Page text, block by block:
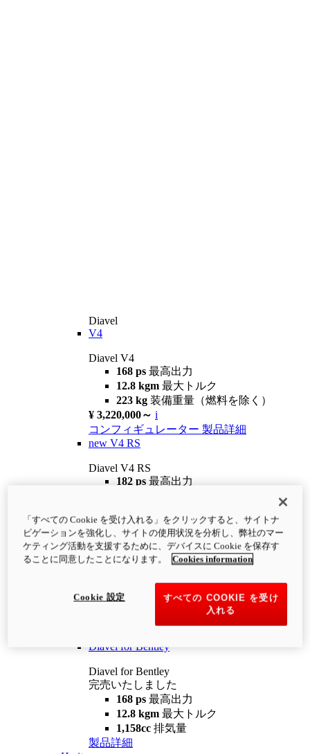
Diavel
V4
Diavel V4
168 ps 最高出力
12.8 kgm 最大トルク
223 kg 装備重量（燃料を除く）
¥ 3,220,000～ i
コンフィギュレーター 製品詳細
new V4 RS
Diavel V4 RS
182 ps 最高出力
¥4,400,000 i
コンフィギュレーター 製品詳細
newV4 RS 100
12.2 kgm
最大トルク
装備重量（燃料を除く）
Diavel for Bentley
Diavel for Bentley
完売いたしました
168 ps 最高出力
12.8 kgm 最大トルク
1,158cc 排気量
製品詳細
「すべての Cookie を受け入れる」をクリックすると、サイトナ
ビゲーションを強化し、サイトの使用状況を分析し、弊社のマー
ケティング活動を支援するために、デバイスに Cookie を保存す
ることに同意したことになります。
Cookies information
すべての COOKIE を受け
入れる
Cookie 設定